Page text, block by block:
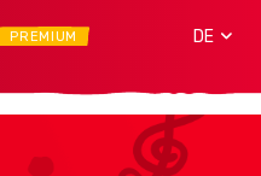
PREMIUM DE